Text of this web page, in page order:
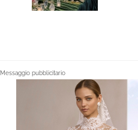
Messaggio pubblicitario